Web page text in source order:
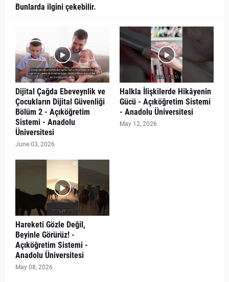
Bunlarda ilgini çekebilir.
Dijital Çağda Ebeveynlik ve
Çocukların Dijital Güvenliği
Bölüm 2 - Açıköğretim
Sistemi - Anadolu
Üniversitesi
June 03, 2026
Halkla İlişkilerde Hikâyenin
Gücü - Açıköğretim Sistemi
- Anadolu Üniversitesi
May 12, 2026
Hareketi Gözle Değil,
Beyinle Görürüz! -
Açıköğretim Sistemi -
Anadolu Üniversitesi
May 08, 2026